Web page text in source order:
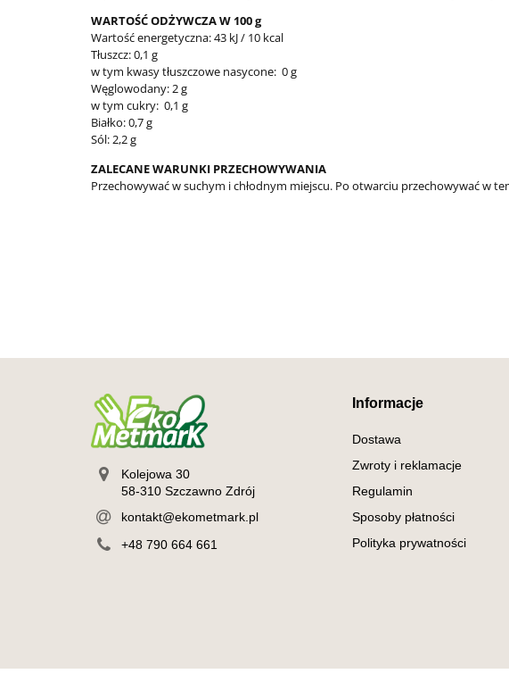
WARTOŚĆ ODŻYWCZA W 100 g
Wartość energetyczna: 43 kJ / 10 kcal
Tłuszcz: 0,1 g
w tym kwasy tłuszczowe nasycone: 0 g
Węglowodany: 2 g
w tym cukry: 0,1 g
Białko: 0,7 g
Sól: 2,2 g
ZALECANE WARUNKI PRZECHOWYWANIA
Przechowywać w suchym i chłodnym miejscu. Po otwarciu przechowywać w
Kolejowa 30
58-310 Szczawno Zdrój
kontakt@ekometmark.pl
+48 790 664 661
Informacje
Dostawa
Zwroty i reklamacje
Regulamin
Sposoby płatności
Polityka prywatności